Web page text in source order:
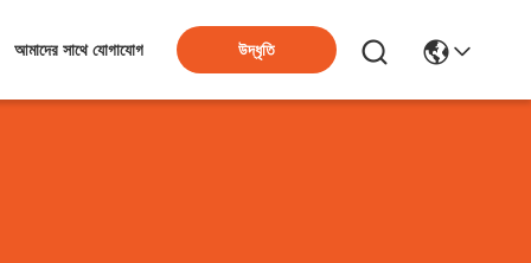
আমাদের সাথে যোগাযোগ উদ্ধৃতি